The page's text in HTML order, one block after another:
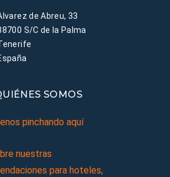
de Abreu, 33
S/C de la Palma
SOMOS
pinchando aquí
nuestras
para hoteles,